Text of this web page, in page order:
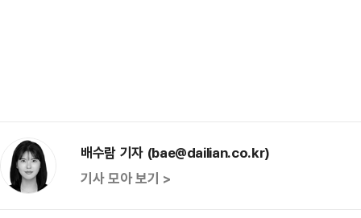
배수람 기자 (bae@dailian.co.kr)
기사 모아 보기 >